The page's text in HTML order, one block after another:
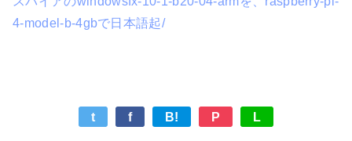
4-model-b-4gbで日本語起/
t f B! P L